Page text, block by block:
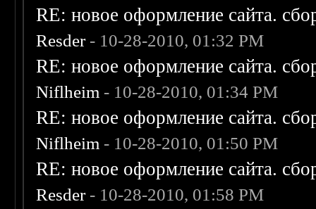
RE: новое оформление сайта.
Resder- 10-28-2010, 01:32 PM
RE: новое оформление сайта.
Niflheim - 10-28-2010, 01:34 PM
RE: новое оформление сайта.
Niflheim - 10-28-2010, 01:50 PM
RE: новое оформление сайта.
Resder- 10-28-2010, 01:58 PM